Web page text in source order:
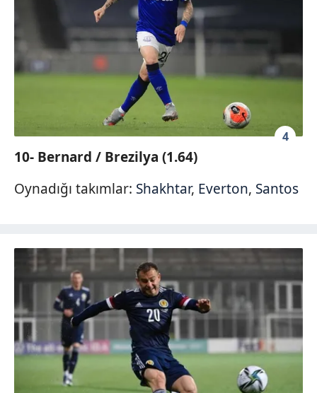
4
10- Bernard / Brezilya (1.64)
Oynadığı takımlar: Shakhtar, Everton, Santos